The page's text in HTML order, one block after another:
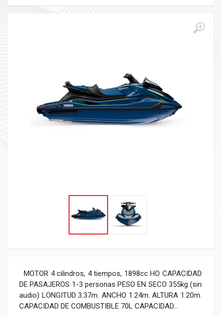
MOTOR 4 cilindros, 4 tiempos, 1898cc HO CAPACIDAD
DE PASAJEROS 1-3 personas PESO EN SECO 355kg (sin
audio) LONGITUD 3.37m. ANCHO 1.24m. ALTURA 1.20m.
CAPACIDAD DE COMBUSTIBLE 70L CAPACIDAD...